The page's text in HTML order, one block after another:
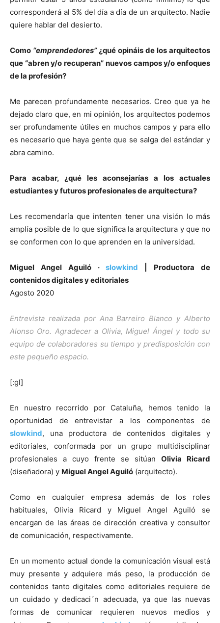
corresponderá al 5% del día a día de un arquitecto. Nadie
quiere hablar del desierto.
Como “emprendedores”¿qué opináis de los arquitectos
que “abren y/o recuperan” nuevos campos y/o enfoques
de la profesión?
Me parecen profundamente necesarios. Creo que ya he
dejado claro que, en mi opinión, los arquitectos podemos
ser profundamente útiles en muchos campos y para ello
es necesario que haya gente que se salga del estándar y
abra camino.
Para acabar, ¿qué les aconsejarías a los actuales
estudiantes y futuros profesionales de arquitectura?
Les recomendaría que intenten tener una visión lo más
amplía posible de lo que significa la arquitectura y que no
se conformen con lo que aprenden en la universidad.
Miguel Angel Aguiló ·slowkind | Productora de
contenidos digitales y editoriales
Agosto 2020
Entrevista realizada por Ana Barreiro Blanco y Alberto
Alonso Oro. Agradecer a Olivia, Miguel Ángel y todo su
equipo de colaboradores su tiempo y predisposición con
este pequeño espacio.
[:gl]
En nuestro recorrido por Cataluña, hemos tenido la
oportunidad de entrevistar a los componentes de
slowkind, una productora de contenidos digitales y
editoriales, conformada por un grupo multidisciplinar
profesionales a cuyo frente se sitúan Olivia Ricard
(diseñadora) y Miguel Angel Aguiló (arquitecto).
Como en cualquier empresa además de los roles
habituales, Olivia Ricard y Miguel Angel Aguiló se
encargan de las áreas de dirección creativa y consultor
de comunicación, respectivamente.
En un momento actual donde la comunicación visual está
muy presente y adquiere más peso, la producción de
contenidos tanto digitales como editoriales requiere de
un cuidado y dedicaci´n adecuada, ya que las nuevas
formas de comunicar requieren nuevos medios y